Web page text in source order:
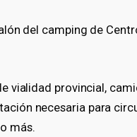
del camping de
vialidad provincial,
necesaria para
más.